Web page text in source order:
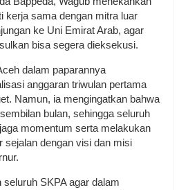
kerja sama dengan mitra luar
ke Uni Emirat Arab, agar
bisa segera dieksekusi.
dalam paparannya
anggaran triwulan pertama
Namun, ia mengingatkan bahwa
bulan, sehingga seluruh
momentum serta melakukan
sejalan dengan visi dan misi
SKPA agar dalam